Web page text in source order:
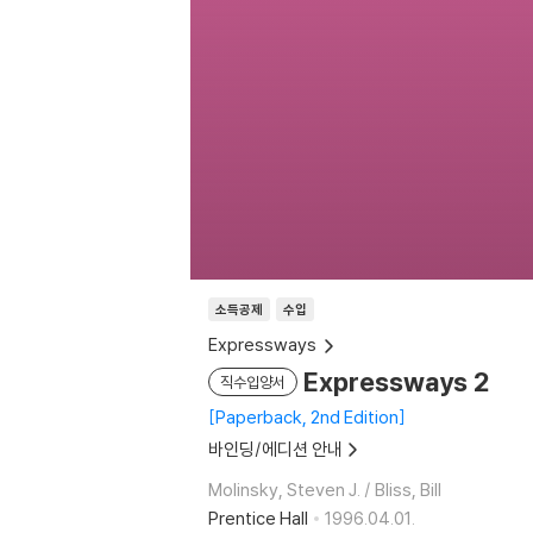
소득공제 수입
Expressways
직수입양서 Expressways 2
Paperback, 2nd Edition
바인딩/에디션 안내
Molinsky, Steven J. / Bliss, Bill
Prentice Hall
1996.04.01.